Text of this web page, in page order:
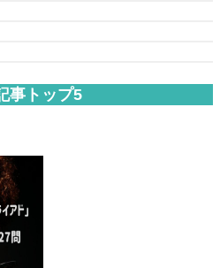
事トップ5